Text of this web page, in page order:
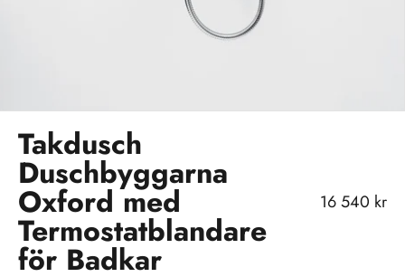
Takdusch
Duschbyggarna
Oxford med
Termostatblandare
för Badkar
REA-pris
16 540 kr